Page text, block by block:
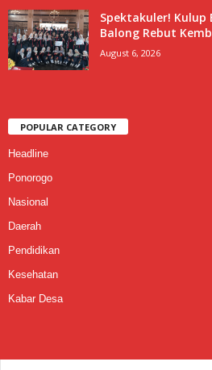
Spektakuler! Kulup
Balong Rebut
August 6, 2026
POPULAR CATEGORY
Headline
Ponorogo
Nasional
Daerah
Pendidikan
Kesehatan
Kabar Desa